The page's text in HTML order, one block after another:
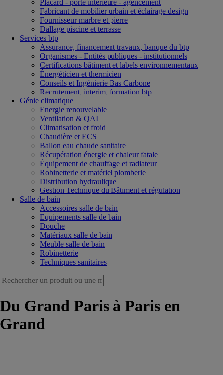
Placard - porte intérieure - agencement
Fabricant de mobilier urbain et éclairage design
Fournisseur marbre et pierre
Dallage piscine et terrasse
Services btp
Assurance, financement travaux, banque du btp
Organismes - Entités publiques - institutionnels
Certifications bâtiment et labels environnementaux
Énergéticien et thermicien
Conseils et Ingénierie Bas Carbone
Recrutement, interim, formation btp
Génie climatique
Energie renouvelable
Ventilation & QAI
Climatisation et froid
Chaudière et ECS
Ballon eau chaude sanitaire
Récupération énergie et chaleur fatale
Équipement de chauffage et radiateur
Robinetterie et matériel plomberie
Distribution hydraulique
Gestion Technique du Bâtiment et régulation
Salle de bain
Accessoires salle de bain
Equipements salle de bain
Douche
Matériaux salle de bain
Meuble salle de bain
Robinetterie
Techniques sanitaires
Du Grand Paris à Paris en
Grand